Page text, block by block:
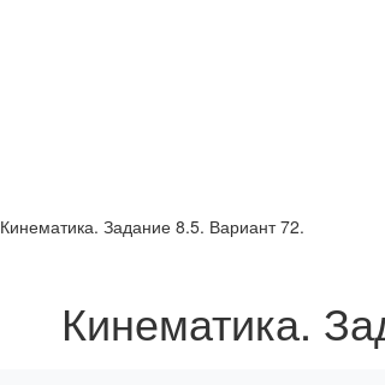
Кинематика. Задание 8.5. Вариант 72.
Кинематика.